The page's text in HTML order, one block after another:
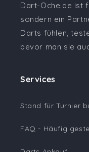
Dart-Oche.de ist
sondern ein
Darts fühlen,
bevor man sie
Services
Stand für Turnier
FAQ - Häufig